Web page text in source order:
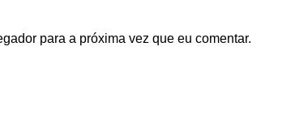
para a próxima vez que eu comentar.